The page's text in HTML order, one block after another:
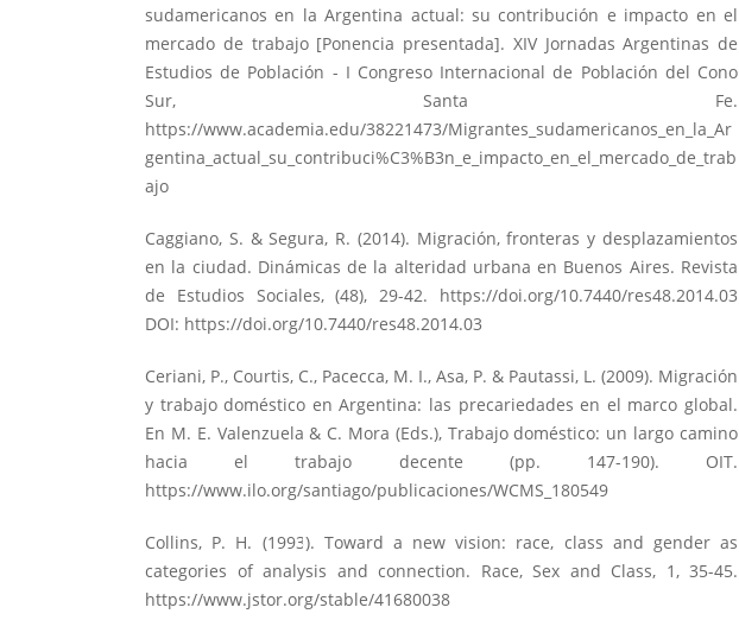
sudamericanos en la Argentina actual: su contribución e impacto en el
mercado de trabajo [Ponencia presentada]. XIV Jornadas Argentinas de
Estudios de Población - I Congreso Internacional de Población del Cono
Sur, Santa Fe.
https://www.academia.edu/38221473/Migrantes_sudamericanos_en_la_Ar
gentina_actual_su_contribuci%C3%B3n_e_impacto_en_el_mercado_de_trab
ajo
Caggiano, S. & Segura, R. (2014). Migración, fronteras y desplazamientos
en la ciudad. Dinámicas de la alteridad urbana en Buenos Aires. Revista
de Estudios Sociales, (48), 29-42. https://doi.org/10.7440/res48.2014.03
DOI: https://doi.org/10.7440/res48.2014.03
Ceriani, P., Courtis, C., Pacecca, M. I., Asa, P. & Pautassi, L. (2009). Migración
y trabajo doméstico en Argentina: las precariedades en el marco global.
En M. E. Valenzuela & C. Mora (Eds.), Trabajo doméstico: un largo camino
hacia el trabajo decente (pp. 147-190). OIT.
https://www.ilo.org/santiago/publicaciones/WCMS_180549
Collins, P. H. (1993). Toward a new vision: race, class and gender as
categories of analysis and connection. Race, Sex and Class, 1, 35-45.
https://www.jstor.org/stable/41680038